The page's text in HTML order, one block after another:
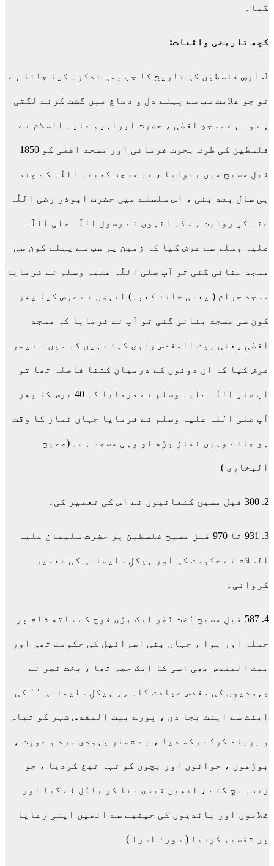
گیا۔
کچھ تاریخی واقعات:
1. ارضِ فلسطین کی تاریخ کا جب بھی تذکرہ کیا جاتا ہے
تو جو علامت سب سے پہلے دل و دماغ میں گشت کرنے لگتی
ہے وہ ہے مسجدِ اقصٰی ، حضرت ابراہیم علیہ السلام نے
فلسطین کی طرف ہجرت فرمائی اور مسجد اقصٰی کو 1850
قبلِ مسیح میں بنوایا ، یہ مسجد کعبتہ اللّٰہ کے چند
ہی سال بعد بنی ، اس سلسلے میں حضرت ابوذر رضی اللّٰہ
عنہ کی روایت ہے کہ انہوں نے رسول اللّٰہ صلی اللّٰہ
علیہ وسلم سے عرض کیا کہ زمین پر سب سے پہلے کون سی
مسجد بنائی گئی تو آپ صلی اللّٰہ علیہ وسلم نے فرمایا
مسجد حرام ( یعنی خانۂ کعبہ) انہوں نے عرض کیا پھر
کون سی مسجد بنائی گئی تو آپ نے فرمایا کہ مسجد
اقصٰی یعنی بیت المقدس راوی کہتے ہیں کہ میں نے پھر
عرض کیا کہ ان دونوں کے درمیان کتنا فاصلہ تھا تو
آپ صلی اللّٰہ علیہ وسلم نے فرمایا کہ 40 برس کا پھر
آپ صلی اللہ علیہ وسلم نے فرمایا جہاں نماز کا وقت
ہو جائے وہیں نماز پڑھ لو وہی مسجد ہے۔ (صحیح
البخاری )
2. 300 قبل مسیح کنعانیوں نے اس کی تعمیر کی۔
3. 931 تا 970 قبلِ مسیح فلسطین پر حضرت سلیمان علیہ
السلام نے حکومت کی اور ہیکلِ سلیمانی کی تعمیر
کروائی۔
4. 587 قبلِ مسیح بُخت نَصْر ایک بڑی فوج کے ساتھ شام پر
حملہ آور ہوا ، جہاں بنی اسرائیل کی حکومت تھی اور
بیت المقدس بھی اسی کا ایک حصہ تھا ، بخت نصر نے
یہودیوں کی مقدس عبادت گاہ ٫٫ ہیکلِ سلیمانی ٬٬ کی
اینٹ سے اینٹ بجا دی ، پورے بیت المقدس شہر کو تباہ
و برباد کرکے رکھ دیا ، بے شمار یہودی مرد و عورت ،
بوڑھوں ، جوانوں اور بچوں کو تہہ تیغ کردیا ، جو
زندہ بچ گئے ، انھیں قیدی بنا کر بابُل لے گیا اور
غلاموں اور باندیوں کی حیثیت سے انھیں اپنی رعایا
پر تقسیم کردیا ( سورۂ اسرا )